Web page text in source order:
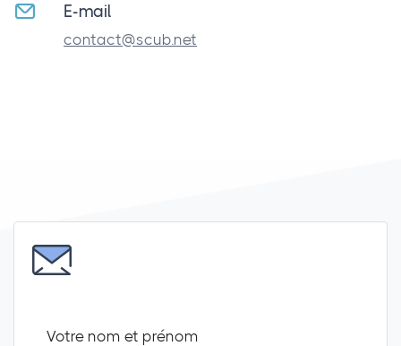
E-mail
contact@scub.net
Votre nom et prénom